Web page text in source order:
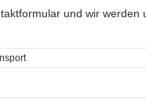
und wir